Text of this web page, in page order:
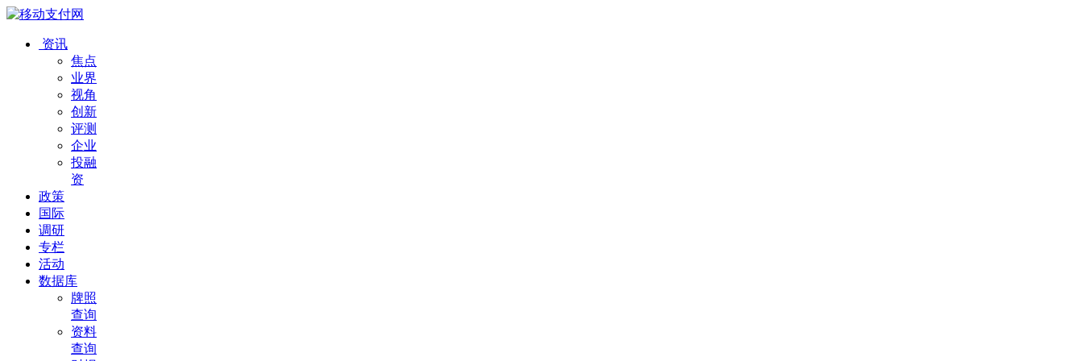
资讯
焦点
业界
视角
创新
评测
企业
投融
资
政策
国际
调研
专栏
活动
数据库
牌照
查询
资料
查询